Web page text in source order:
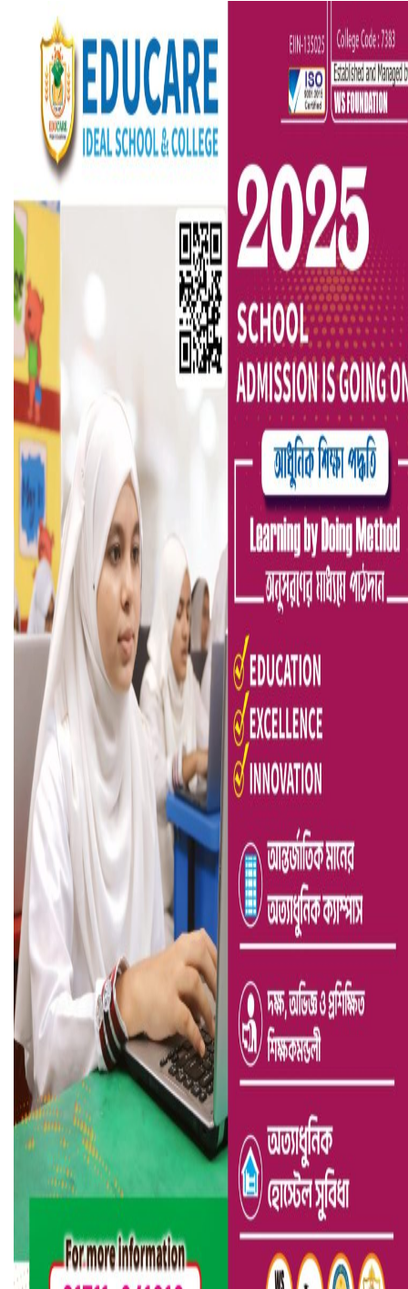
বৈষম্যবিরোধী ছাত্র আন্দোলনের সাধারণ সম্পাদকের পদত্যাগ
ভিউ বাড়াতে রাম দা হাতে ফেসবুকে ভিডিও পোস্ট শিক্ষকের
আ.লীগ ও জাপার ৯ নেতা কারাগারে
ভারতে ভয়াবহ সড়ক দুর্ঘটনা, নিহত ১৫
হলিউডে নতুন প্রেমের গুঞ্জন